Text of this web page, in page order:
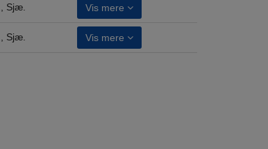
Sjæ. Vis mere
Sjæ. Vis mere